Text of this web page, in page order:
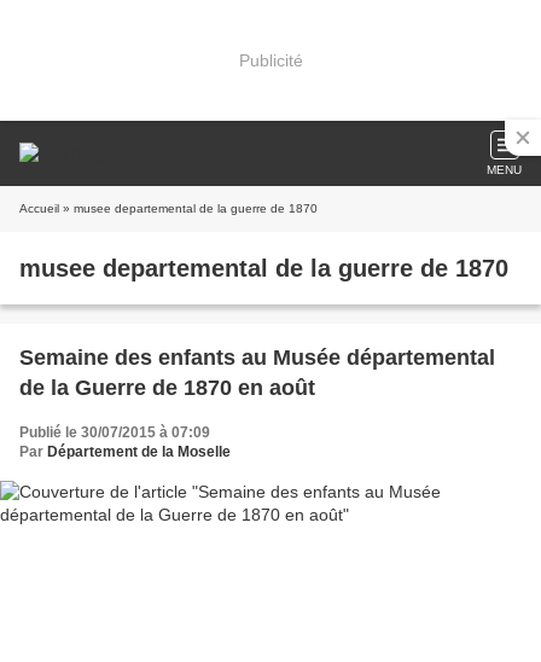
Publicité
MENU
Accueil » musee departemental de la guerre de 1870
musee departemental de la guerre de 1870
Semaine des enfants au Musée départemental
de la Guerre de 1870 en août
Publié le 30/07/2015 à 07:09
Par Département de la Moselle